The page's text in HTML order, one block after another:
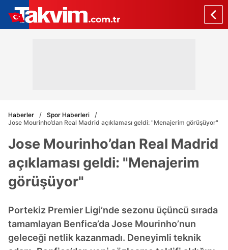
Haberler
Spor Haberleri
Jose Mourinho’dan Real Madrid açıklaması geldi: "Menajerim görüşüyor"
Jose Mourinho’dan Real Madrid
açıklaması geldi: "Menajerim
görüşüyor"
Portekiz Premier Ligi’nde sezonu üçüncü sırada
tamamlayan Benfica’da Jose Mourinho’nun
geleceği netlik kazanmadı. Deneyimli teknik